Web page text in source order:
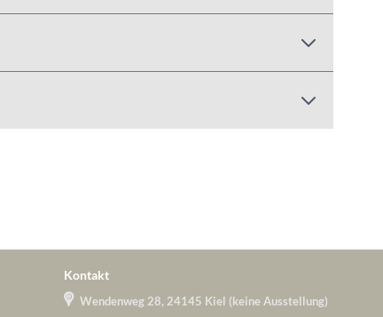
Kontakt
Wendenweg 28, 24145 Kiel (keine Ausstellung)